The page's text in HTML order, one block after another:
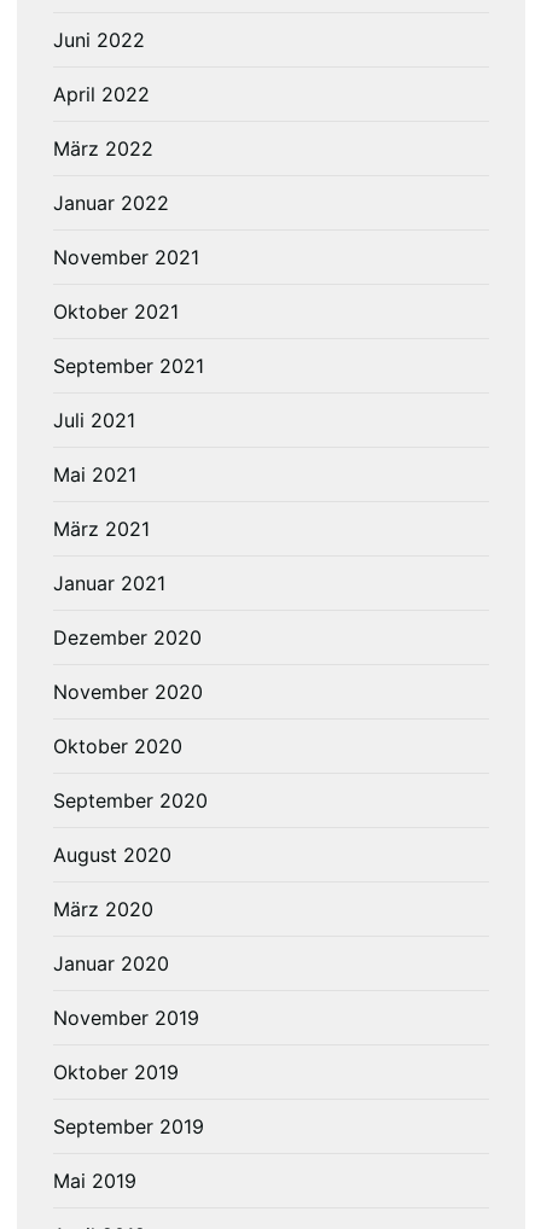
Juni 2022
April 2022
März 2022
Januar 2022
November 2021
Oktober 2021
September 2021
Juli 2021
Mai 2021
März 2021
Januar 2021
Dezember 2020
November 2020
Oktober 2020
September 2020
August 2020
März 2020
Januar 2020
November 2019
Oktober 2019
September 2019
Mai 2019